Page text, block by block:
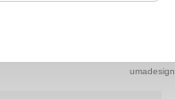
umadesign